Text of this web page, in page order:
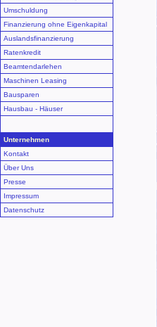
Umschuldung
Finanzierung ohne Eigenkapital
Auslandsfinanzierung
Ratenkredit
Beamtendarlehen
Maschinen Leasing
Bausparen
Hausbau - Häuser
Unternehmen
Kontakt
Über Uns
Presse
Impressum
Datenschutz